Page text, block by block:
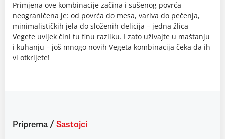
Primjena ove kombinacije začina i sušenog povrća
neograničena je: od povrća do mesa, variva do pečenja,
minimalističkih jela do složenih delicija – jedna žlica
Vegete uvijek čini tu finu razliku. I zato uživajte u maštanju
i kuhanju – još mnogo novih Vegeta kombinacija čeka da ih
vi otkrijete!
Priprema / Sastojci